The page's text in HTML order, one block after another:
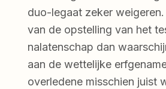
duo-legaat zeker
van de opstelling van het
nalatenschap dan
aan de wettelijke
overledene misschien juist